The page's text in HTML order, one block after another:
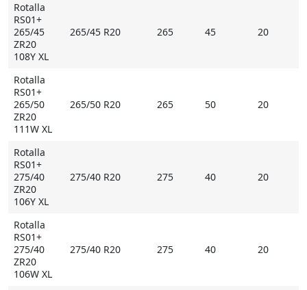
Основные особенности Rotalla RS01+
- усиленный каркас и брекер с бесшовной намоткой
корда обеспечивают стабильность на высокой
скорости, придают управляемости спортивную
отточенность;
- увеличенное пятно контакта улучшает сцепление
на сухом покрытии;
- Z-образные ламели позволяют более интенсивно
ускоряться и замедляться на мокрой поверхности.
* Внимание: летние шины не российского
происхождения могут быть промаркированы
обозначением M+S
Купить Rotalla RS01+ на Мосавтошине
Rotalla
RS01+
265/45
ZR20
108Y XL
265/45 R20 265 45 20
Rotalla
RS01+
265/50
ZR20
111W XL
265/50 R20 265 50 20
Rotalla
RS01+
275/40
ZR20
106Y XL
275/40 R20 275 40 20
Rotalla
RS01+
275/40
ZR20
106W XL
275/40 R20 275 40 20